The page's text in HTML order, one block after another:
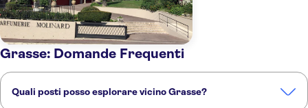
Grasse: Domande Frequenti
Quali posti posso esplorare vicino Grasse?